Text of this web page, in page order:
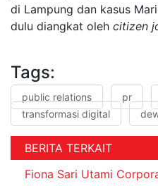
di Lampung dan kasus
dulu diangkat oleh citizen
Tags:
public relations pr
transformasi digital
BERITA TERKAIT
Fiona Sari Utami